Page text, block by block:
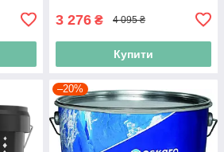
3 276 ₴ 4 095 ₴
Купити
–20%